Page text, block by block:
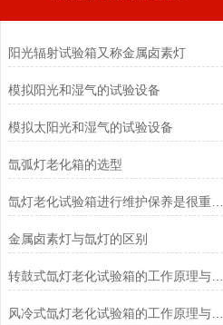
阳光辐射试验箱又称金属卤素灯
模拟阳光和湿气的试验设备
模拟太阳光和湿气的试验设备
氙弧灯老化箱的选型
氙灯老化试验箱进行维护保养是很重要的
金属卤素灯与氙灯的区别
转鼓式氙灯老化试验箱的工作原理与结构分析
风冷式氙灯老化试验箱的工作原理与应用